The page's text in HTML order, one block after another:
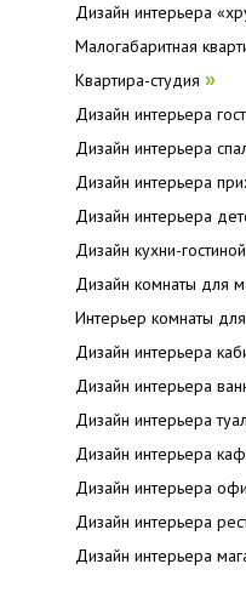
Дизайн интерьера
Малогабаритная
Квартира-студия »
Дизайн интерьера
Дизайн интерьера
Дизайн интерьера
Дизайн интерьера
Дизайн кухни-гостиной
Дизайн комнаты для
Интерьер комнаты
Дизайн интерьера
Дизайн интерьера
Дизайн интерьера
Дизайн интерьера
Дизайн интерьера
Дизайн интерьера
Дизайн интерьера